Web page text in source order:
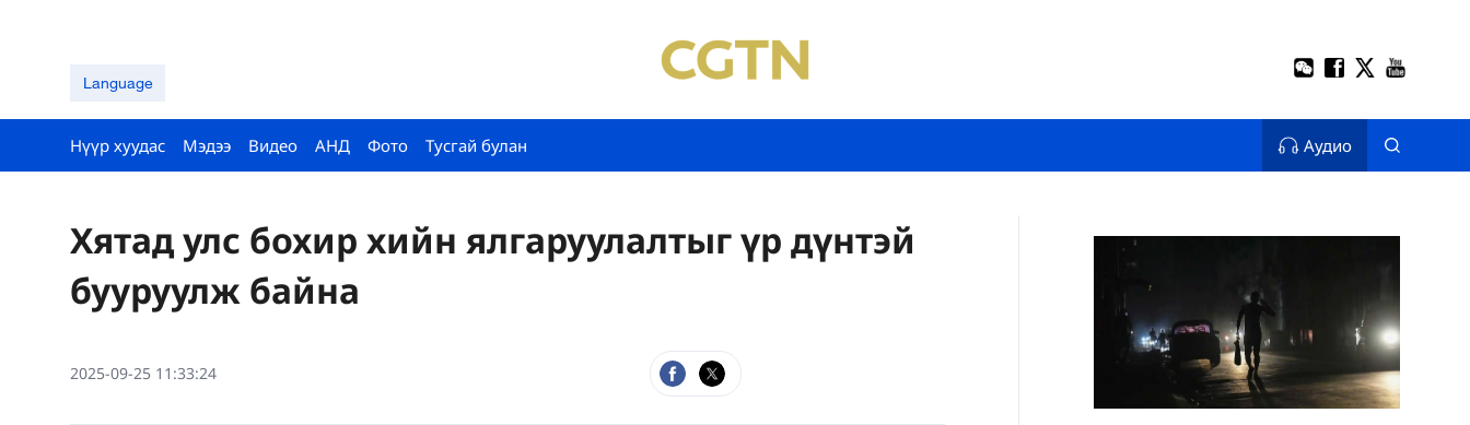
Language
Нүүр хуудас Мэдээ Видео АНД Фото Тусгай булан Аудио
Хятад улс бохир хийн ялгаруулалтыг үр дүнтэй
бууруулж байна
2025-09-25 11:33:24